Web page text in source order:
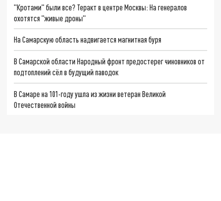
"Кротами" были все? Теракт в центре Москвы: На генералов
охотятся "живые дроны"
На Самарскую область надвигается магнитная буря
В Самарской области Народный фронт предостерег чиновников от
подтоплений сёл в будущий паводок
В Самаре на 101-году ушла из жизни ветеран Великой
Отечественной войны